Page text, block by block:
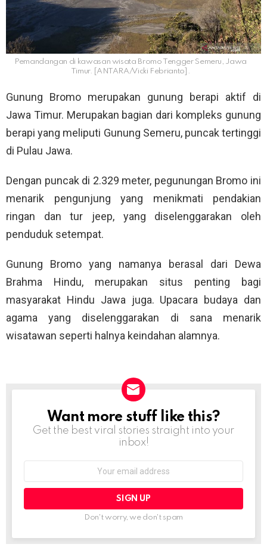
Pemandangan di kawasan wisata Bromo Tengger Semeru, Jawa
Timur. [ANTARA/Vicki Febrianto].
Gunung Bromo merupakan gunung berapi aktif di
Jawa Timur. Merupakan bagian dari kompleks gunung
berapi yang meliputi Gunung Semeru, puncak tertinggi
di Pulau Jawa.
Dengan puncak di 2.329 meter, pegunungan Bromo ini
menarik pengunjung yang menikmati pendakian
ringan dan tur jeep, yang diselenggarakan oleh
penduduk setempat.
Gunung Bromo yang namanya berasal dari Dewa
Brahma Hindu, merupakan situs penting bagi
masyarakat Hindu Jawa juga. Upacara budaya dan
agama yang diselenggarakan di sana menarik
wisatawan seperti halnya keindahan alamnya.
NEWSLETTER
Want more stuff like this?
Get the best viral stories straight into your
inbox!
Don't worry, we don't spam